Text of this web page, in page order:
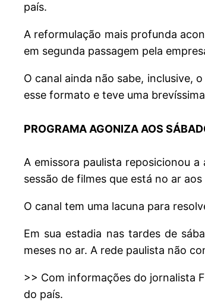
país.
A reformulação mais profunda
em segunda passagem pela
O canal ainda não sabe, inclusive,
esse formato e teve uma
PROGRAMA AGONIZA AOS
A emissora paulista reposicionou
sessão de filmes que está no ar
O canal tem uma lacuna para
Em sua estadia nas tardes de
meses no ar. A rede paulista não
>> Com informações do jornalista
do país.